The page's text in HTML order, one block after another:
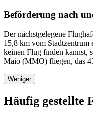
Beförderung nach
Der nächstgelegene
15,8 km vom Stadtzentrum
keinen Flug finden kannst,
Maio (MMO) fliegen, das
Weniger
Häufig gestellte